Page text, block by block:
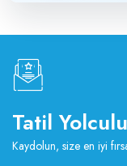
Tatil
Kaydolun, size en iyi